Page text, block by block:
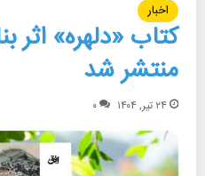
اخبار
کتاب «دلهره» اثر
منتشر شد
۲۴ تیر, ۱۴۰۴ ۰